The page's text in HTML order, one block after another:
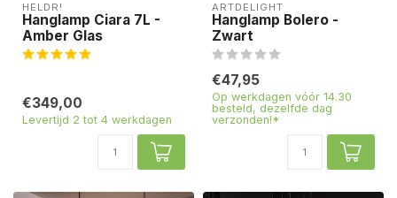
HELDR!
Hanglamp Ciara 7L -
Amber Glas
€349,00
Levertijd 2 tot 4 werkdagen
ARTDELIGHT
Hanglamp Bolero -
Zwart
€47,95
Op werkdagen vóór 14.30
besteld, dezelfde dag
verzonden!*